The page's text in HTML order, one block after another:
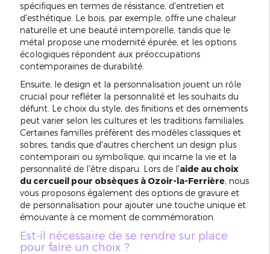
spécifiques en termes de résistance, d'entretien et
d'esthétique. Le bois, par exemple, offre une chaleur
naturelle et une beauté intemporelle, tandis que le
métal propose une modernité épurée, et les options
écologiques répondent aux préoccupations
contemporaines de durabilité.
Ensuite, le design et la personnalisation jouent un rôle
crucial pour refléter la personnalité et les souhaits du
défunt. Le choix du style, des finitions et des ornements
peut varier selon les cultures et les traditions familiales.
Certaines familles préfèrent des modèles classiques et
sobres, tandis que d'autres cherchent un design plus
contemporain ou symbolique, qui incarne la vie et la
personnalité de l'être disparu. Lors de l'aide au choix
du cercueil pour obsèques à Ozoir-la-Ferrière, nous
vous proposons également des options de gravure et
de personnalisation pour ajouter une touche unique et
émouvante à ce moment de commémoration.
Est-il nécessaire de se rendre sur place
pour faire un choix ?